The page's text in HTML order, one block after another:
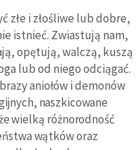
złe i złośliwe lub dobre,
istnieć. Zwiastują nam,
opętują, walczą, kuszą
lub od niego odciągać.
zy aniołów i demonów
naszkicowane
wielką różnorodność
wątków oraz